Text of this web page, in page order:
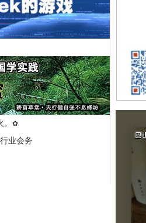
✿
业会务